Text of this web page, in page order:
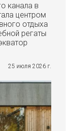
канала в
центром
отдыха
регаты
25 июля 2026 г.